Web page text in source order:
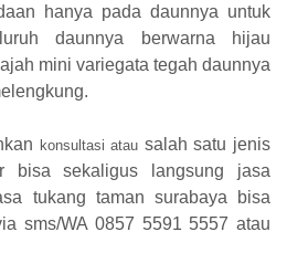
hanya pada daunnya untuk
daunnya berwarna hijau
mini variegata tegah daunnya
konsultasi atau salah satu jenis
bisa sekaligus langsung jasa
tukang taman surabaya bisa
sms/WA 0857 5591 5557 atau